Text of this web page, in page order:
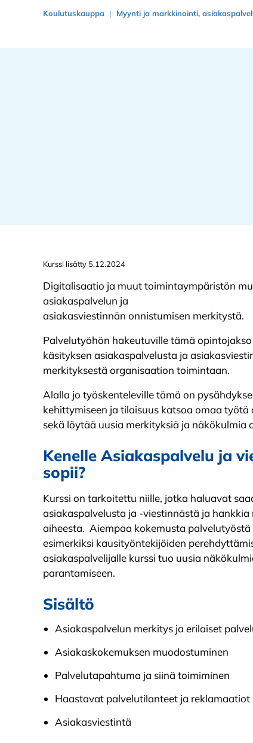
Koulutuskauppa Myynti ja markkinointi,
Kurssi lisätty 5.12.2024
Digitalisaatio ja muut toimintaympäristön
asiakaspalvelun ja
asiakasviestinnän onnistumisen merkitystä.
Palvelutyöhön hakeutuville tämä
käsityksen asiakaspalvelusta ja
merkityksestä organisaation toimintaan.
Alalla jo työskenteleville tämä on
kehittymiseen ja tilaisuus katsoa omaa
sekä löytää uusia merkityksiä ja näkökulmia
Kenelle Asiakaspalvelu ja
sopii?
Kurssi on tarkoitettu niille, jotka haluavat
asiakaspalvelusta ja -viestinnästä ja
aiheesta. Aiempaa kokemusta
esimerkiksi kausityöntekijöiden
asiakaspalvelijalle kurssi tuo uusia
parantamiseen.
Sisältö
Asiakaspalvelun merkitys ja erilaiset
Asiakaskokemuksen muodostuminen
Palvelutapahtuma ja siinä toimiminen
Haastavat palvelutilanteet ja reklamaatiot
Asiakasviestintä